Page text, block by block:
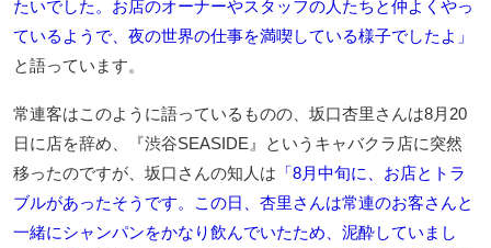
たいでした。お店のオーナーやスタッフの人たちと仲よくやっ
ているようで、夜の世界の仕事を満喫している様子でしたよ」
と語っています。
常連客はこのように語っているものの、坂口杏里さんは8月20
日に店を辞め、『渋谷SEASIDE』というキャバクラ店に突然
移ったのですが、坂口さんの知人は 「8月中旬に、お店とトラ
ブルがあったそうです。この日、杏里さんは常連のお客さんと
一緒にシャンパンをかなり飲んでいたため、泥酔していまし